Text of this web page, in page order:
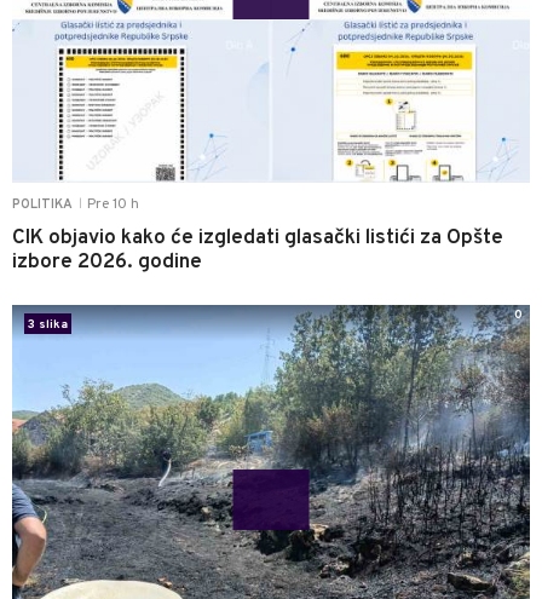
POLITIKA Pre 10 h
CIK objavio kako će izgledati glasački listići za Opšte
izbore 2026. godine
3 slika
0